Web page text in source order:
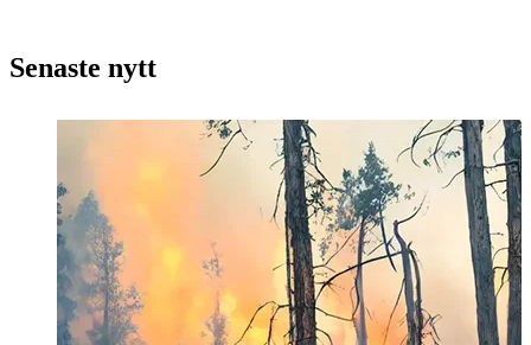
Senaste nytt